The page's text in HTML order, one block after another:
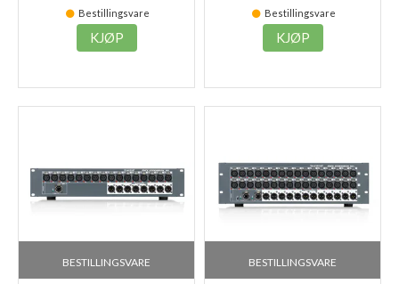
Bestillingsvare
KJØP
Bestillingsvare
KJØP
BESTILLINGSVARE BESTILLINGSVARE